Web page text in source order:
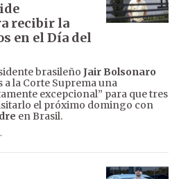
recibir la
en el Día del
brasileño Jair Bolsonaro
la Corte Suprema una
excepcional” para que tres
el próximo domingo con
en Brasil.